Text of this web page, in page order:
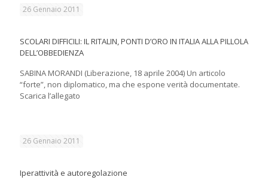
26 Gennaio 2011
SCOLARI DIFFICILI: IL RITALIN, PONTI D’ORO IN ITALIA ALLA PILLOLA
DELL’OBBEDIENZA
SABINA MORANDI (Liberazione, 18 aprile 2004) Un articolo
“forte”, non diplomatico, ma che espone verità documentate.
Scarica l’allegato
26 Gennaio 2011
Iperattività e autoregolazione